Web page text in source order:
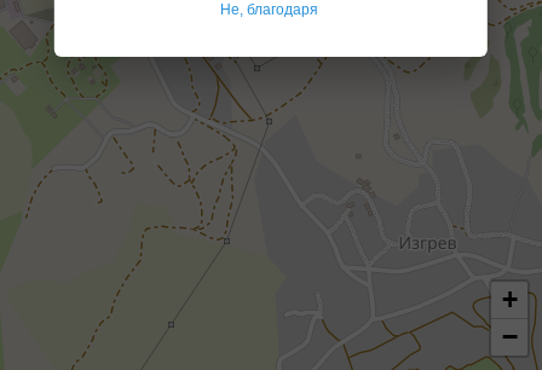
+
−
Не, благодаря